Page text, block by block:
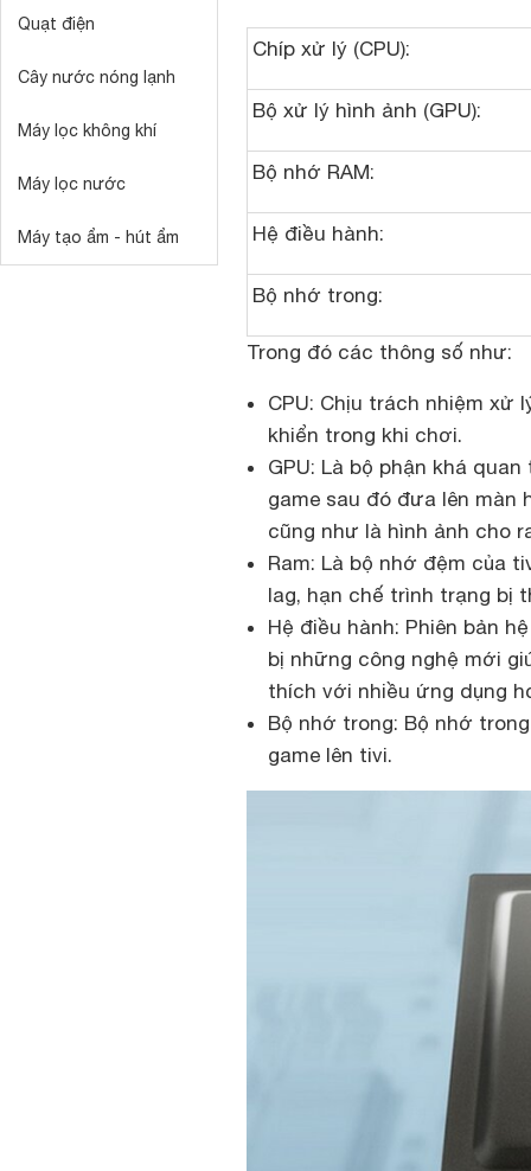
Quạt điện
Cây nước nóng lạnh
Máy lọc không khí
Máy lọc nước
Máy tạo ẩm - hút ẩm
Chíp xử lý (CPU):
Bộ xử lý hình ảnh (GPU):
Bộ nhớ RAM:
Hệ điều hành:
Bộ nhớ trong:
Trong đó các thông số như:
CPU: Chịu trách nhiệm xử
khiển trong khi chơi.
GPU: Là bộ phận khá
game sau đó đưa lên màn
cũng như là hình ảnh cho
Ram: Là bộ nhớ đệm của
lag, hạn chế trình trạng bị
Hệ điều hành: Phiên bản
bị những công nghệ mới
thích với nhiều ứng dụng
Bộ nhớ trong: Bộ nhớ
game lên tivi.